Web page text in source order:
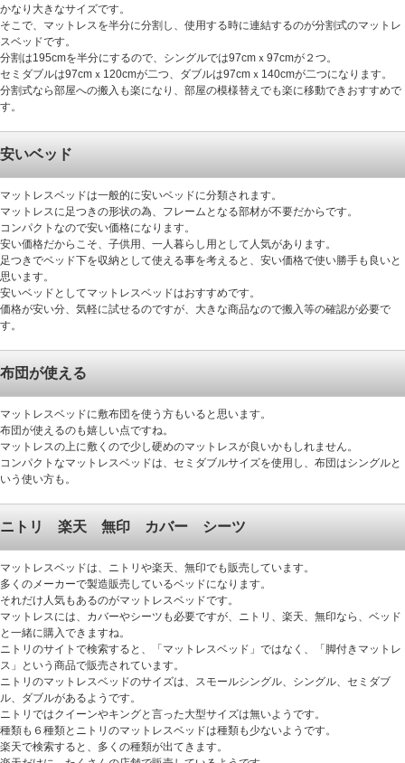
かなり大きなサイズです。
そこで、マットレスを半分に分割し、使用する時に連結するのが分割式のマットレ
スベッドです。
分割は195cmを半分にするので、シングルでは97cmｘ97cmが２つ。
セミダブルは97cmｘ120cmが二つ、ダブルは97cmｘ140cmが二つになります。
分割式なら部屋への搬入も楽になり、部屋の模様替えでも楽に移動できおすすめで
す。
安いベッド
マットレスベッドは一般的に安いベッドに分類されます。
マットレスに足つきの形状の為、フレームとなる部材が不要だからです。
コンパクトなので安い価格になります。
安い価格だからこそ、子供用、一人暮らし用として人気があります。
足つきでベッド下を収納として使える事を考えると、安い価格で使い勝手も良いと
思います。
安いベッドとしてマットレスベッドはおすすめです。
価格が安い分、気軽に試せるのですが、大きな商品なので搬入等の確認が必要で
す。
布団が使える
マットレスベッドに敷布団を使う方もいると思います。
布団が使えるのも嬉しい点ですね。
マットレスの上に敷くので少し硬めのマットレスが良いかもしれません。
コンパクトなマットレスベッドは、セミダブルサイズを使用し、布団はシングルと
いう使い方も。
ニトリ 楽天 無印 カバー シーツ
マットレスベッドは、ニトリや楽天、無印でも販売しています。
多くのメーカーで製造販売しているベッドになります。
それだけ人気もあるのがマットレスベッドです。
マットレスには、カバーやシーツも必要ですが、ニトリ、楽天、無印なら、ベッド
と一緒に購入できますね。
ニトリのサイトで検索すると、「マットレスベッド」ではなく、「脚付きマットレ
ス」という商品で販売されています。
ニトリのマットレスベッドのサイズは、スモールシングル、シングル、セミダブ
ル、ダブルがあるようです。
ニトリではクイーンやキングと言った大型サイズは無いようです。
種類も６種類とニトリのマットレスベッドは種類も少ないようです。
楽天で検索すると、多くの種類が出てきます。